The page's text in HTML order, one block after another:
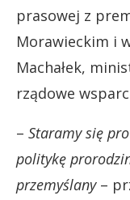
prasowej z
Morawieckim i
Machałek,
rządowe
– Staramy się
politykę
przemyślany–